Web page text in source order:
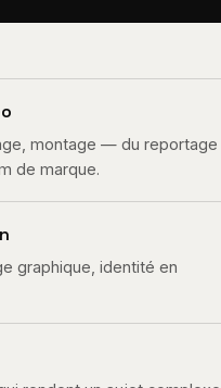
montage — du reportage
de marque.
graphique, identité en